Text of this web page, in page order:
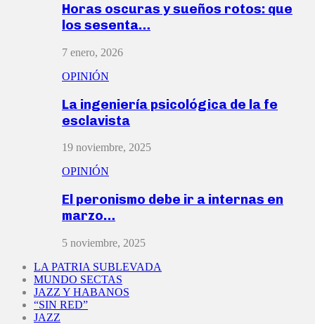
Horas oscuras y sueños rotos: que
los sesenta…
7 enero, 2026
OPINIÓN
La ingeniería psicológica de la fe
esclavista
19 noviembre, 2025
OPINIÓN
El peronismo debe ir a internas en
marzo…
5 noviembre, 2025
LA PATRIA SUBLEVADA
MUNDO SECTAS
JAZZ Y HABANOS
“SIN RED”
JAZZ